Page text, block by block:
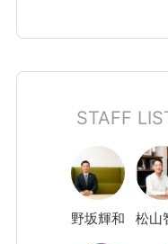
STAFF
野坂輝和 松山